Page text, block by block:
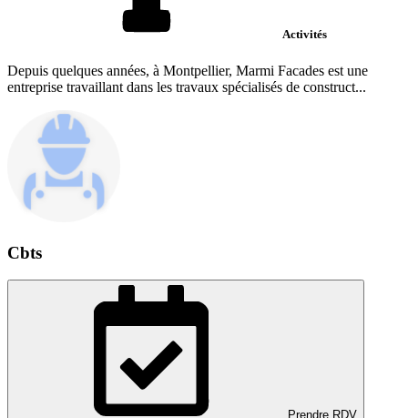
Activités
Depuis quelques années, à Montpellier, Marmi Facades est une
entreprise travaillant dans les travaux spécialisés de construct...
Cbts
Prendre RDV